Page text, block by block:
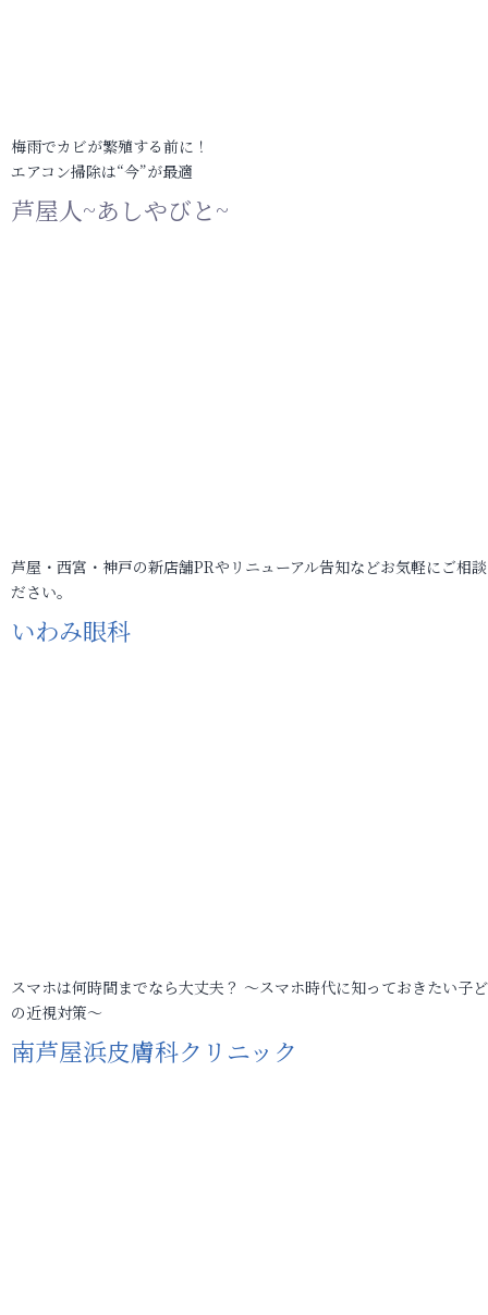
梅雨でカビが繁殖する前に！
エアコン掃除は“今”が最適
芦屋人~あしやびと~
芦屋・西宮・神戸の新店舗PRやリニューアル告知などお気軽にご相
ださい。
いわみ眼科
スマホは何時間までなら大丈夫？ ～スマホ時代に知っておきたい子
の近視対策～
南芦屋浜皮膚科クリニック